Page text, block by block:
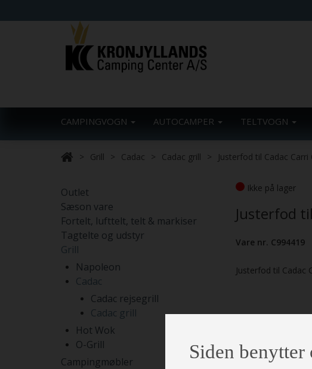
CAMPINGVOGN AUTOCAMPER TELTVOGN
Grill Cadac Cadac grill Justerfod til Cadac Carri
Outlet
Sæson vare
Fortelt, lufttelt, telt & markiser
Tagtelte og udstyr
Grill
Napoleon
Cadac
Cadac rejsegrill
Cadac grill
Hot Wok
O-Grill
Campingmøbler
Ikke på lager
Justerfod
Vare nr. C994419
Justerfod til Cadac
Siden benytter